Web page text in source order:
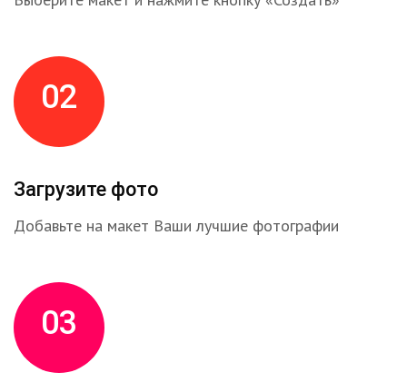
02
Загрузите фото
Добавьте на макет Ваши лучшие фотографии
03